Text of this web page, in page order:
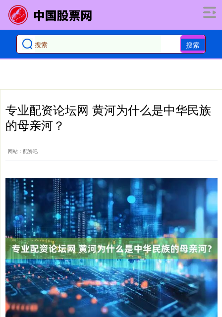
搜索
专业配资论坛网 黄河为什么是中华民族
的母亲河？
网站：配资吧